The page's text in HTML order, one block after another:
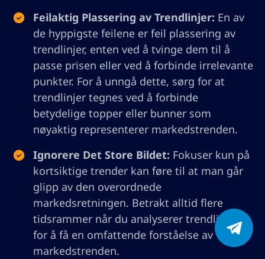
Feilaktig Plassering av Trendlinjer: En av
de hyppigste feilene er feil plassering av
trendlinjer, enten ved å tvinge dem til å
passe prisen eller ved å forbinde irrelevante
punkter. For å unngå dette, sørg for at
trendlinjer tegnes ved å forbinde
betydelige topper eller bunner som
nøyaktig representerer markedstrenden.
Ignorere Det Store Bildet: Fokuser kun på
kortsiktige trender kan føre til at man går
glipp av den overordnede
markedsretningen. Betrakt alltid flere
tidsrammer når du analyserer trendlinjer
for å få en omfattende forståelse av
markedstrenden.